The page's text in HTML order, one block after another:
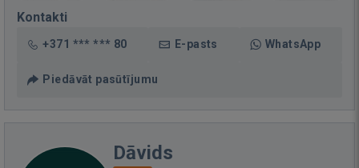
Kontakti
+371 *** *** 80 E-pasts WhatsApp
Piedāvāt pasūtījumu
Dāvids